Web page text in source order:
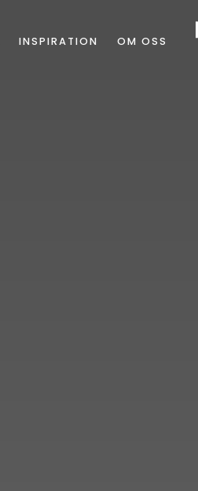
INSPIRATION OM OSS